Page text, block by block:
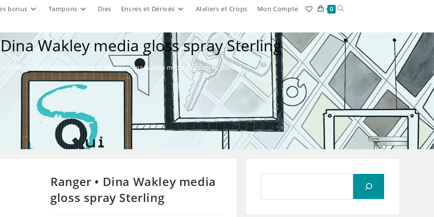
bonus Tampons Dies Encres et Dérivés Ateliers et Crops Mon Compte 0 Toggle
search
Dina Wakley media gloss spray Sterling
nos kits de scrapbooking > Ranger • Dina Wakley media gloss spray Sterling
Ranger • Dina Wakley media
gloss spray Sterling